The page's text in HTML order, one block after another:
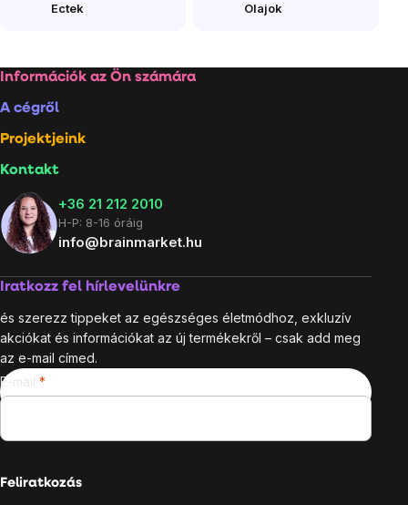
Ectek Olajok
Lábléc
Információk az Ön számára
A cégről
Projektjeink
Kontakt
+36 21 212 2010
H-P: 8-16 óráig
info@brainmarket.hu
Iratkozz fel hírlevelünkre
és szerezz tippeket az egészséges életmódhoz, exkluzív
akciókat és információkat az új termékekről – csak add meg
az e-mail címed.
E-mail
Feliratkozás